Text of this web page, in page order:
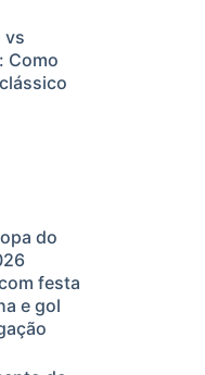
vs
Como
do
festa
e gol